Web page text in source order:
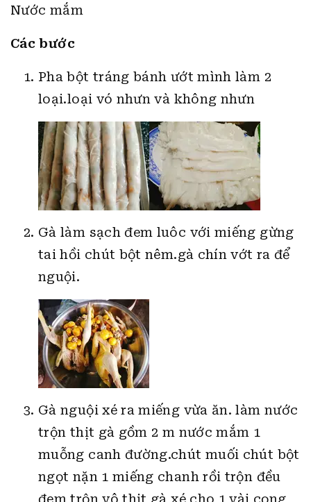
Nước mắm
Các bước
Pha bột tráng bánh ướt mình làm 2
loại.loại vó nhưn và không nhưn
Gà làm sạch đem luôc với miếng gừng
tai hồi chút bột nêm.gà chín vớt ra để
nguội.
Gà nguội xé ra miếng vừa ăn. làm nước
trộn thịt gà gồm 2 m nước mắm 1
muỗng canh đường.chút muối chút bột
ngọt nặn 1 miếng chanh rồi trộn đều
đem trộn vô thịt gà xé cho 1 vài cọng